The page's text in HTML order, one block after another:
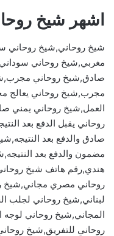
اشهر شيخ
شيخ روحاني,شيخ روحاني
مغربي,شيخ روحاني
صادق,شيخ روحاني
مجرب,شيخ روحاني يعالج
العمل,شيخ روحاني يمني
روحاني يقبل الدفع بعد
صادق والدفع بعد
مضمون والدفع بعد
هندي,رقم هاتف شيخ
روحاني مصري مجاني,شيخ
لبناني,شيخ روحاني لجلب
المجاني,شيخ روحاني
روحاني للتفريق,شيخ